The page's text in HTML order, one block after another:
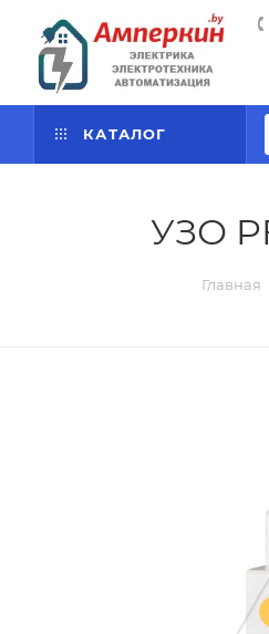
КАТАЛОГ
УЗО
Главная